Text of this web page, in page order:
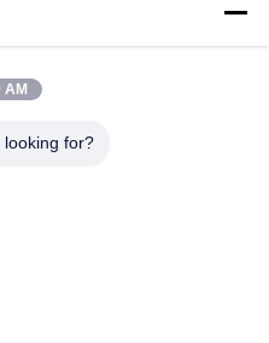
6800 48 * 25G SFP28, 6
AC, cửa ra không khí bên
SFP+, 6*100G QSFP28, Bộ
AM
looking for?